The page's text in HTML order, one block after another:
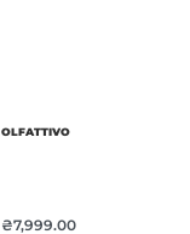
₴7,999.00